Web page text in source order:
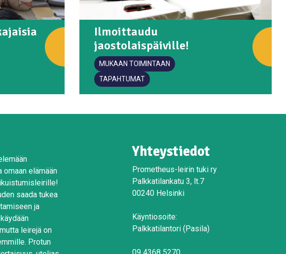
Ilmoittaudu
jaostolaispäiville!
MUKAAN TOIMINTAAN
TAPAHTUMAT
elämään
saada tukea
ja
leirejä on
Protun
Yhteystiedot
Prometheus-leirin tuki ry
Palkkatilankatu 3, lt.7
00240 Helsinki
Käyntiosoite:
Palkkatilantori (Pasila)